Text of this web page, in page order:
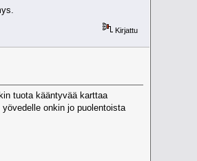
Kirjattu
tuota kääntyvää karttaa
onkin jo puolentoista